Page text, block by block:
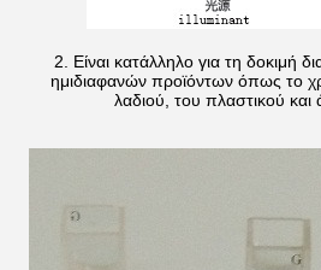
2. Είναι κατάλληλο για τη δοκιμή
ημιδιαφανών προϊόντων όπως το
λαδιού, του πλαστικού και